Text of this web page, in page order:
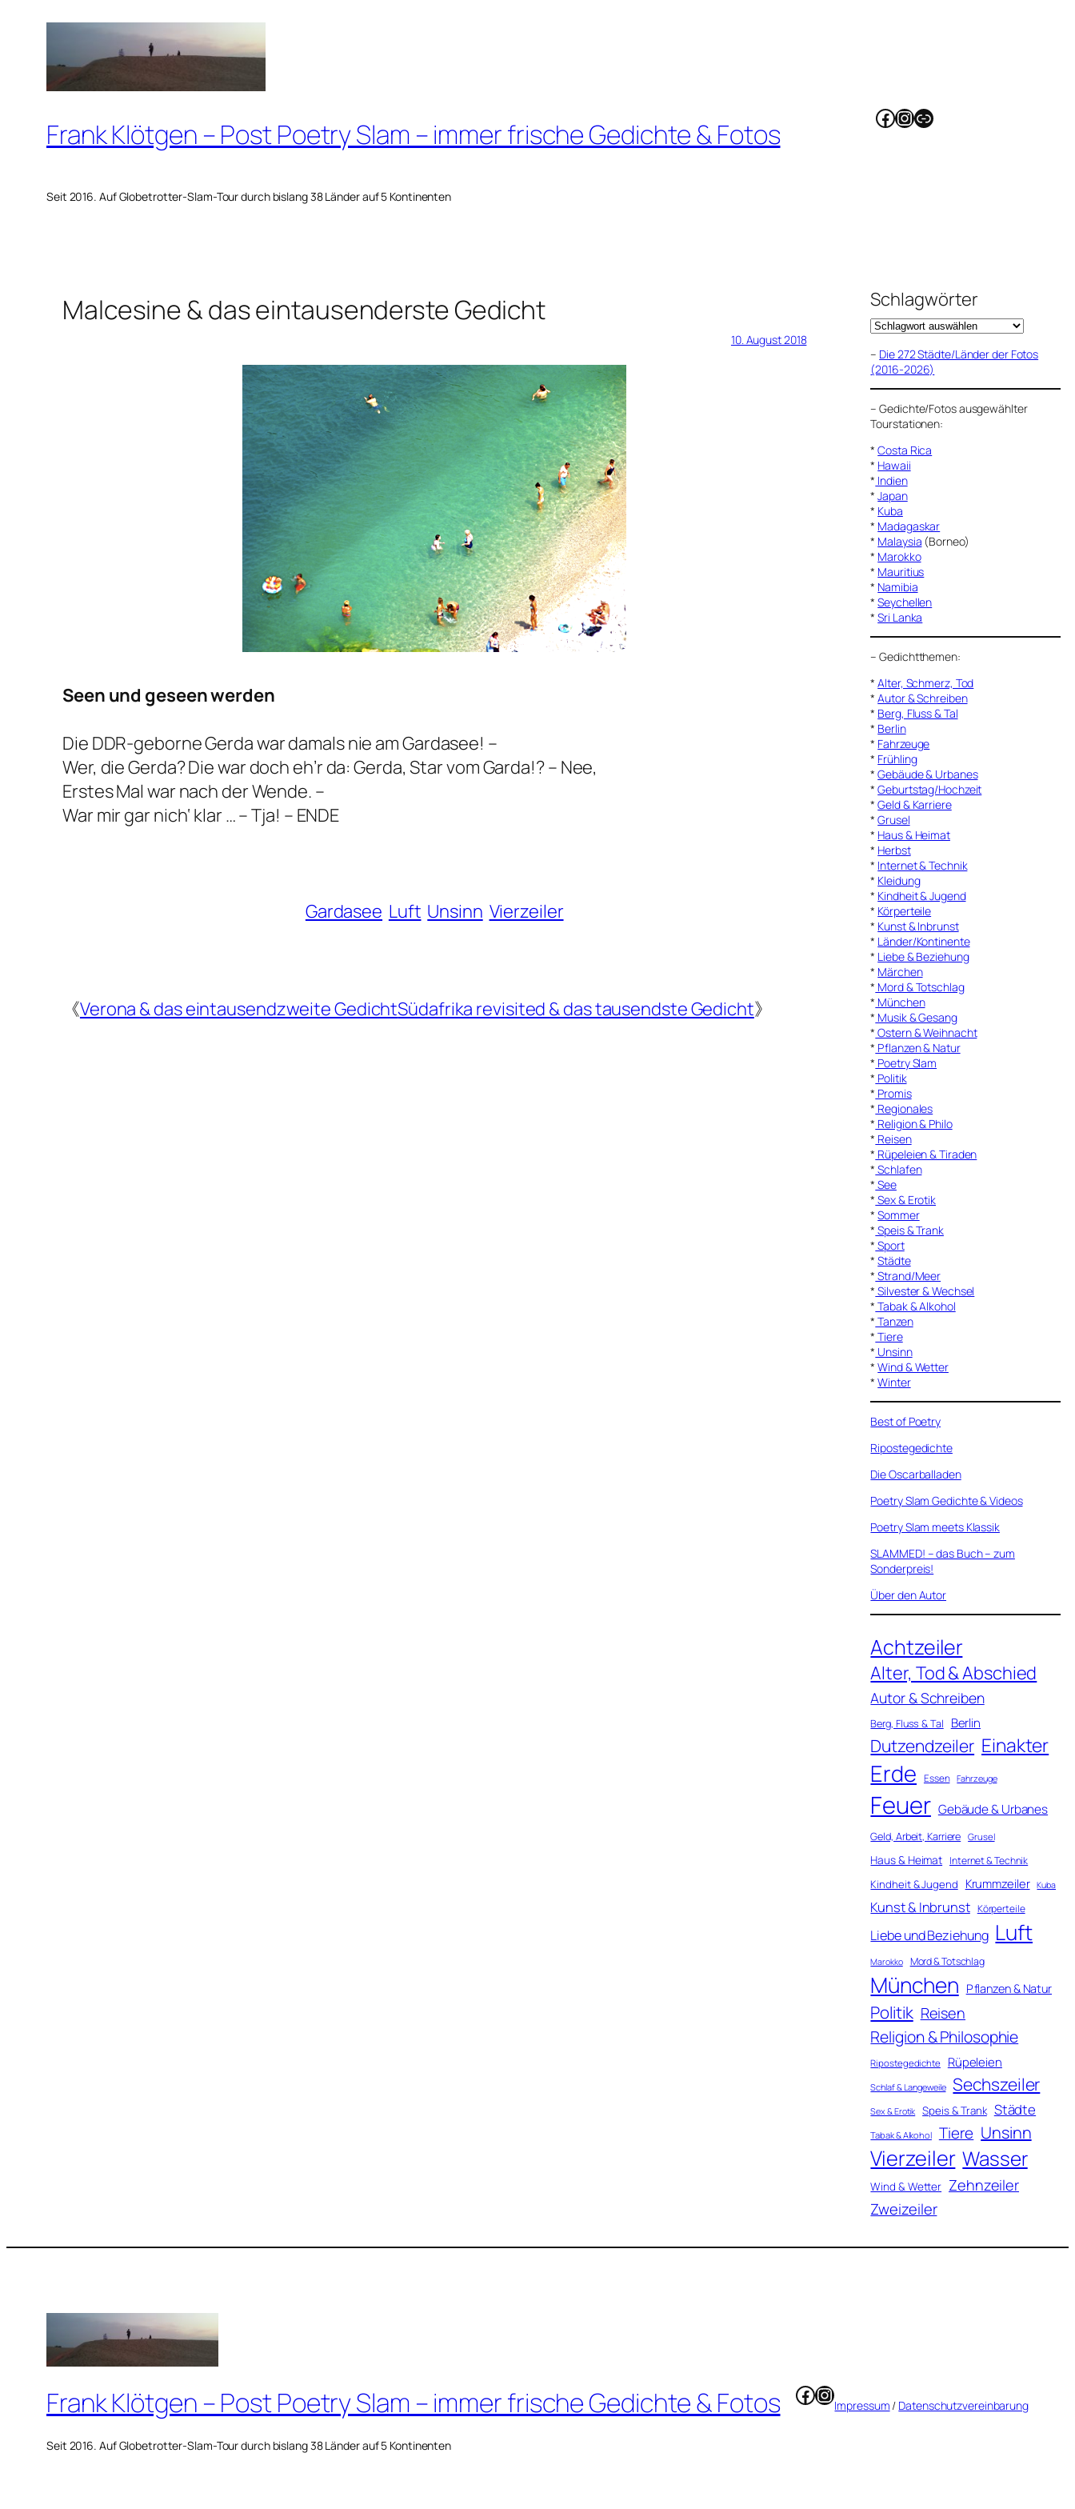
springen
Frank Klötgen – Post Poetry Slam – immer frische Gedichte & Fotos
Seit 2016. Auf Globetrotter-Slam-Tour durch bislang 38 Länder auf 5 Kontinenten
Facebook
Instagram
Link
Malcesine & das eintausenderste Gedicht
10. August 2018
Seen und geseen werden
Die DDR-geborne Gerda war damals nie am Gardasee! –
Wer, die Gerda? Die war doch eh’r da: Gerda, Star vom Garda!? – Nee,
Erstes Mal war nach der Wende. –
War mir gar nich‘ klar … – Tja! – ENDE
Gardasee Luft Unsinn Vierzeiler
《Verona & das eintausendzweite GedichtSüdafrika revisited & das tausendste Gedicht》
Schlagwörter
– Die 272 Städte/Länder der Fotos
(2016-2026)
–Gedichte/Fotos ausgewählter
Tourstationen:
*Costa Rica
* Hawaii
* Indien
*Japan
* Kuba
* Madagaskar
* Malaysia (Borneo)
* Marokko
* Mauritius
* Namibia
*Seychellen
*Sri Lanka
–Gedichtthemen:
*Alter, Schmerz, Tod
*Autor & Schreiben
* Berg, Fluss & Tal
* Berlin
* Fahrzeuge
* Frühling
*Gebäude & Urbanes
*Geburtstag/Hochzeit
*Geld & Karriere
*Grusel
* Haus & Heimat
* Herbst
* Internet & Technik
* Kleidung
* Kindheit & Jugend
* Körperteile
* Kunst & Inbrunst
* Länder/Kontinente
* Liebe & Beziehung
* Märchen
* Mord & Totschlag
* München
* Musik & Gesang
* Ostern & Weihnacht
* Pflanzen & Natur
* Poetry Slam
* Politik
* Promis
* Regionales
* Religion & Philo
* Reisen
* Rüpeleien & Tiraden
* Schlafen
* See
* Sex & Erotik
*Sommer
* Speis & Trank
* Sport
*Städte
* Strand/Meer
* Silvester & Wechsel
* Tabak & Alkohol
* Tanzen
* Tiere
* Unsinn
*Wind & Wetter
*Winter
Best of Poetry
Ripostegedichte
Die Oscarballaden
Poetry Slam Gedichte & Videos
Poetry Slam meets Klassik
SLAMMED! – das Buch – zum
Sonderpreis!
Über den Autor
Achtzeiler
Alter, Tod & Abschied
Autor & Schreiben
Berg, Fluss & Tal Berlin
Dutzendzeiler Einakter
Erde Essen Fahrzeuge
Feuer Gebäude & Urbanes
Geld, Arbeit, Karriere Grusel
Haus & Heimat Internet & Technik
Kindheit & Jugend Krummzeiler Kuba
Kunst & Inbrunst Körperteile
Liebe und Beziehung Luft
Marokko Mord & Totschlag
München Pflanzen & Natur
Politik Reisen
Religion & Philosophie
Ripostegedichte Rüpeleien
Schlaf & Langeweile Sechszeiler
Sex & Erotik Speis & Trank Städte
Tabak & Alkohol Tiere Unsinn
Vierzeiler Wasser
Wind & Wetter Zehnzeiler
Zweizeiler
Frank Klötgen – Post Poetry Slam – immer frische Gedichte & Fotos
Seit 2016. Auf Globetrotter-Slam-Tour durch bislang 38 Länder auf 5 Kontinenten
Facebook
Instagram
Impressum / Datenschutzvereinbarung